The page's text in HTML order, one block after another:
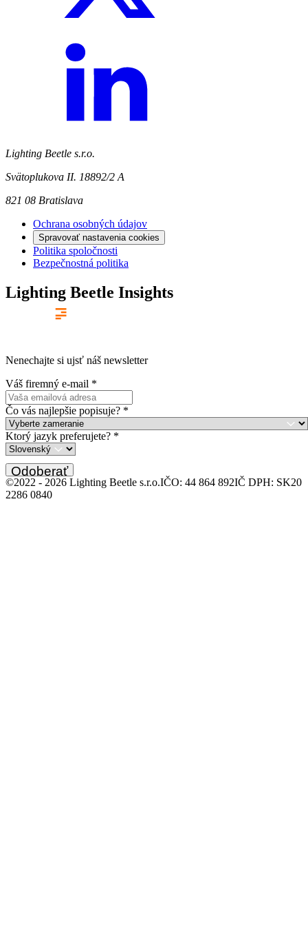
Lighting Beetle s.r.o.
Svätoplukova II. 18892/2 A
821 08 Bratislava
Ochrana osobných údajov
Spravovať nastavenia cookies
Politika spoločnosti
Bezpečnostná politika
Lighting Beetle Insights
Nenechajte si ujsť náš newsletter
Váš firemný e-mail *
Čo vás najlepšie popisuje? *
Ktorý jazyk preferujete? *
Odoberať
©2022 - 2026 Lighting Beetle s.r.o.IČO: 44 864 892IČ DPH: SK20
2286 0840